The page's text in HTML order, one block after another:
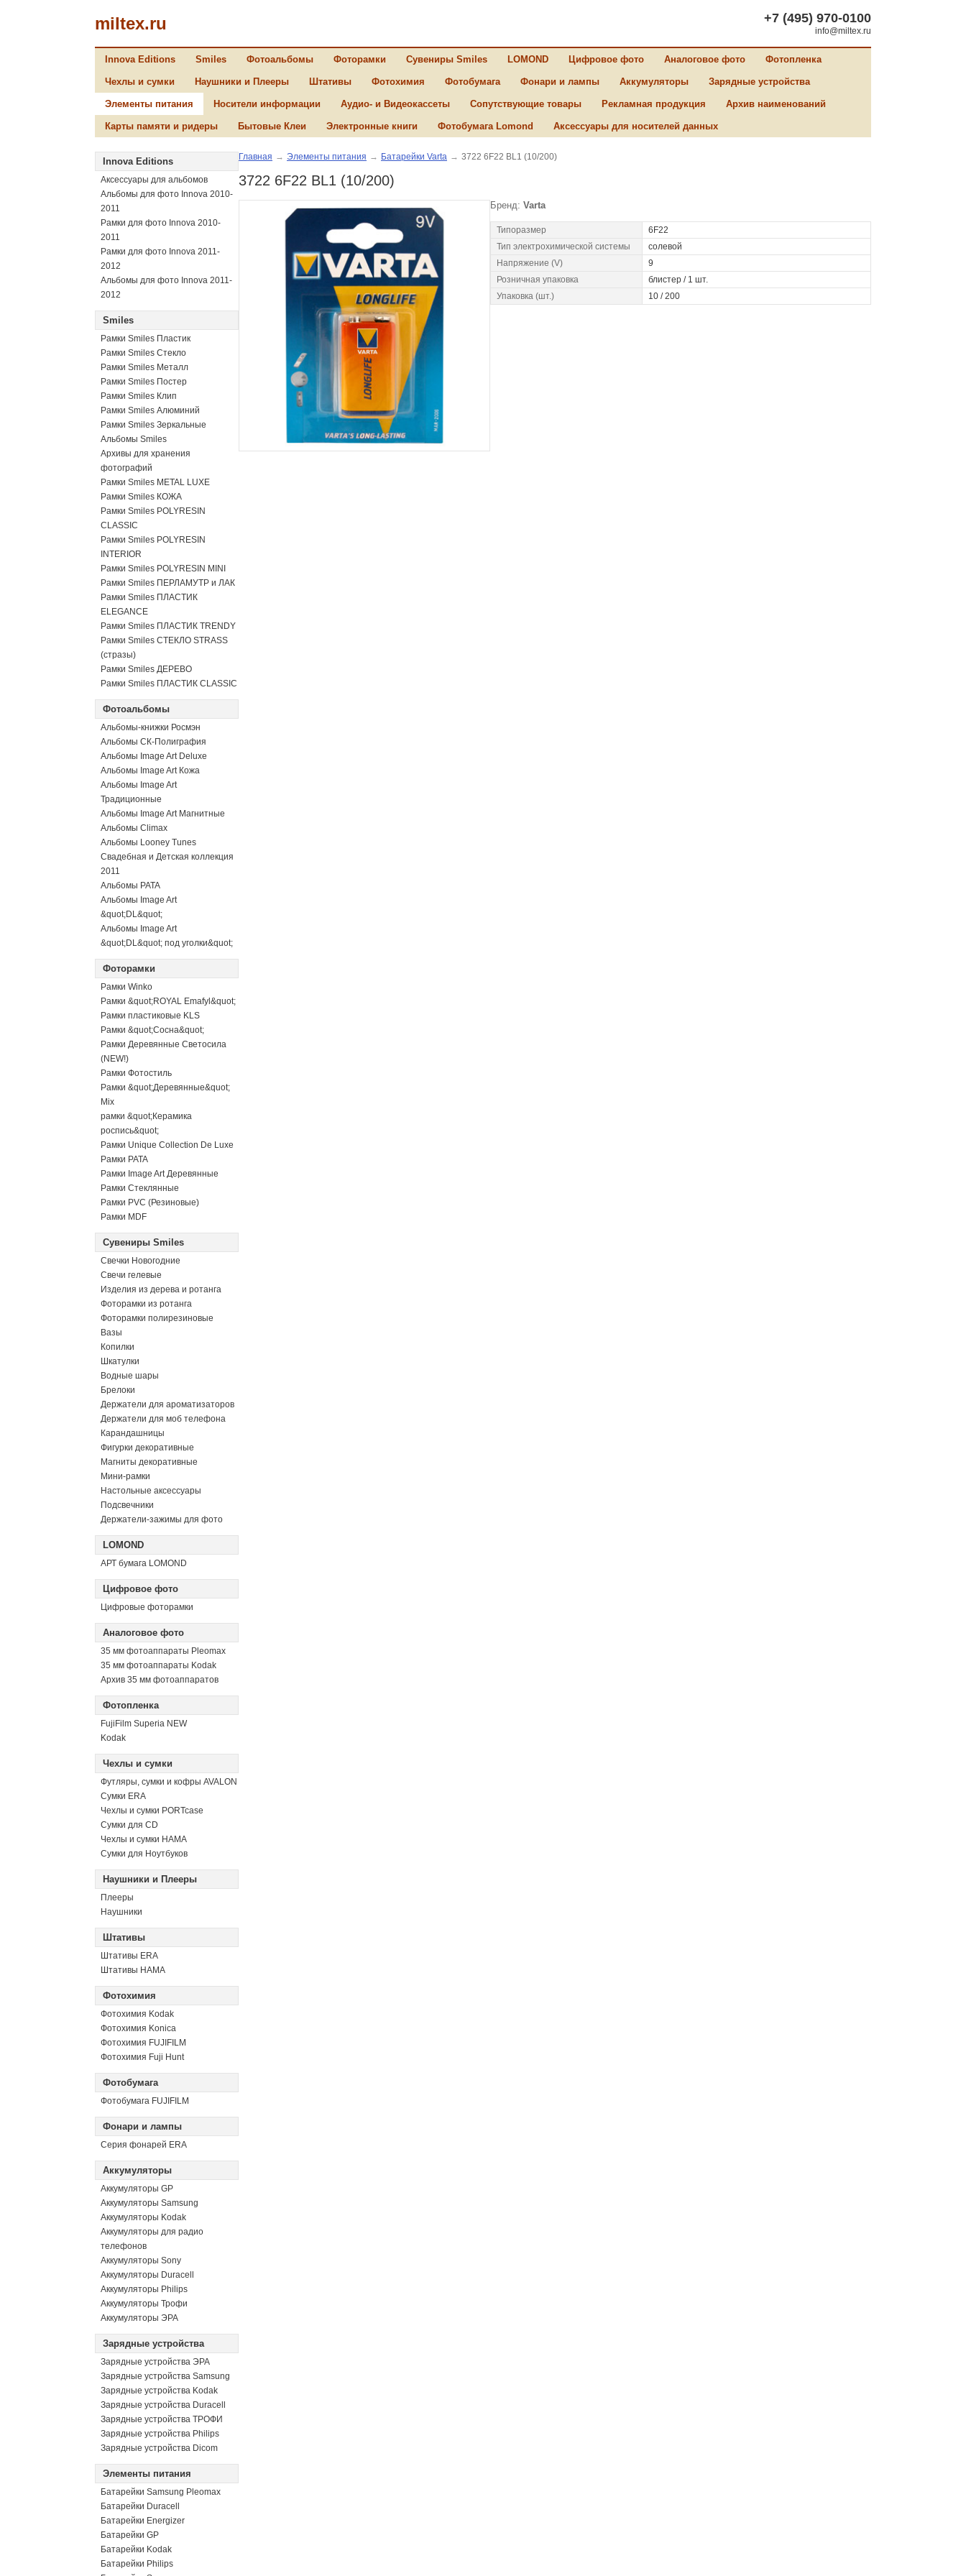
miltex.ru +7 (495) 970-0100
info@miltex.ru
Innova Editions Smiles Фотоальбомы Фоторамки Сувениры Smiles LOMOND Цифровое фото Аналоговое фото Фотопленка
Чехлы и сумки Наушники и Плееры Штативы Фотохимия Фотобумага Фонари и лампы Аккумуляторы Зарядные устройства
Элементы питания Носители информации Аудио- и Видеокассеты Сопутствующие товары Рекламная продукция Архив наименований
Карты памяти и ридеры Бытовые Клеи Электронные книги Фотобумага Lomond Аксессуары для носителей данных
Innova Editions
Аксессуары для альбомов
Альбомы для фото Innova 2010-
2011
Рамки для фото Innova 2010-
2011
Рамки для фото Innova 2011-
2012
Альбомы для фото Innova 2011-
2012
Smiles
Рамки Smiles Пластик
Рамки Smiles Стекло
Рамки Smiles Металл
Рамки Smiles Постер
Рамки Smiles Клип
Рамки Smiles Алюминий
Рамки Smiles Зеркальные
Альбомы Smiles
Архивы для хранения
фотографий
Рамки Smiles METAL LUXE
Рамки Smiles КОЖА
Рамки Smiles POLYRESIN
CLASSIC
Рамки Smiles POLYRESIN
INTERIOR
Рамки Smiles POLYRESIN MINI
Рамки Smiles ПЕРЛАМУТР и ЛАК
Рамки Smiles ПЛАСТИК
ELEGANCE
Рамки Smiles ПЛАСТИК TRENDY
Рамки Smiles СТЕКЛО STRASS
(стразы)
Рамки Smiles ДЕРЕВО
Рамки Smiles ПЛАСТИК CLASSIC
Фотоальбомы
Альбомы-книжки Росмэн
Альбомы СК-Полиграфия
Альбомы Image Art Deluxe
Альбомы Image Art Кожа
Альбомы Image Art
Традиционные
Альбомы Image Art Магнитные
Альбомы Climax
Альбомы Looney Tunes
Свадебная и Детская коллекция
2011
Альбомы PATA
Альбомы Image Art
&quot;DL&quot;
Альбомы Image Art
&quot;DL&quot; под уголки&quot;
Фоторамки
Рамки Winko
Рамки &quot;ROYAL Emafyl&quot;
Рамки пластиковые KLS
Рамки &quot;Сосна&quot;
Рамки Деревянные Светосила
(NEW!)
Рамки Фотостиль
Рамки &quot;Деревянные&quot;
Mix
рамки &quot;Керамика
роспись&quot;
Рамки Unique Collection De Luxe
Рамки PATA
Рамки Image Art Деревянные
Рамки Стеклянные
Рамки PVC (Резиновые)
Рамки MDF
Сувениры Smiles
Свечки Новогодние
Свечи гелевые
Изделия из дерева и ротанга
Фоторамки из ротанга
Фоторамки полирезиновые
Вазы
Копилки
Шкатулки
Водные шары
Брелоки
Держатели для ароматизаторов
Держатели для моб телефона
Карандашницы
Фигурки декоративные
Магниты декоративные
Мини-рамки
Настольные аксессуары
Подсвечники
Держатели-зажимы для фото
LOMOND
АРТ бумага LOMOND
Цифровое фото
Цифровые фоторамки
Аналоговое фото
35 мм фотоаппараты Pleomax
35 мм фотоаппараты Kodak
Архив 35 мм фотоаппаратов
Фотопленка
FujiFilm Superia NEW
Kodak
Чехлы и сумки
Футляры, сумки и кофры AVALON
Сумки ERA
Чехлы и сумки PORTcase
Сумки для CD
Чехлы и сумки HAMA
Сумки для Ноутбуков
Наушники и Плееры
Плееры
Наушники
Штативы
Штативы ERA
Штативы HAMA
Фотохимия
Фотохимия Kodak
Фотохимия Konica
Фотохимия FUJIFILM
Фотохимия Fuji Hunt
Фотобумага
Фотобумага FUJIFILM
Фонари и лампы
Серия фонарей ERA
Аккумуляторы
Аккумуляторы GP
Аккумуляторы Samsung
Аккумуляторы Kodak
Аккумуляторы для радио
телефонов
Аккумуляторы Sony
Аккумуляторы Duracell
Аккумуляторы Philips
Аккумуляторы Трофи
Аккумуляторы ЭРА
Зарядные устройства
Зарядные устройства ЭРА
Зарядные устройства Samsung
Зарядные устройства Kodak
Зарядные устройства Duracell
Зарядные устройства ТРОФИ
Зарядные устройства Philips
Зарядные устройства Dicom
Элементы питания
Батарейки Samsung Pleomax
Батарейки Duracell
Батарейки Energizer
Батарейки GP
Батарейки Kodak
Батарейки Philips
Главная → Элементы питания → Батарейки Varta → 3722 6F22 BL1 (10/200)
3722 6F22 BL1 (10/200)
Бренд: Varta
Типоразмер
6F22
Тип электрохимической системы
cолевой
Напряжение (V)
9
Розничная упаковка
блистер / 1 шт.
Упаковка (шт.)
10 / 200